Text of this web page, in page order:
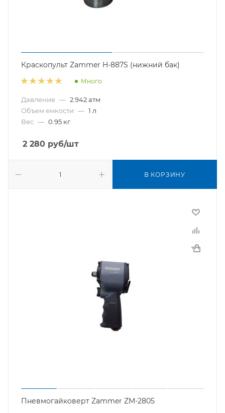
Краскопульт Zammer H-887S (нижний бак)
Много
Давление — 2.942 атм
Объем емкости — 1 л
Вес — 0.95 кг
2 280 руб/шт
В КОРЗИНУ
Пневмогайковерт Zammer ZM-2805